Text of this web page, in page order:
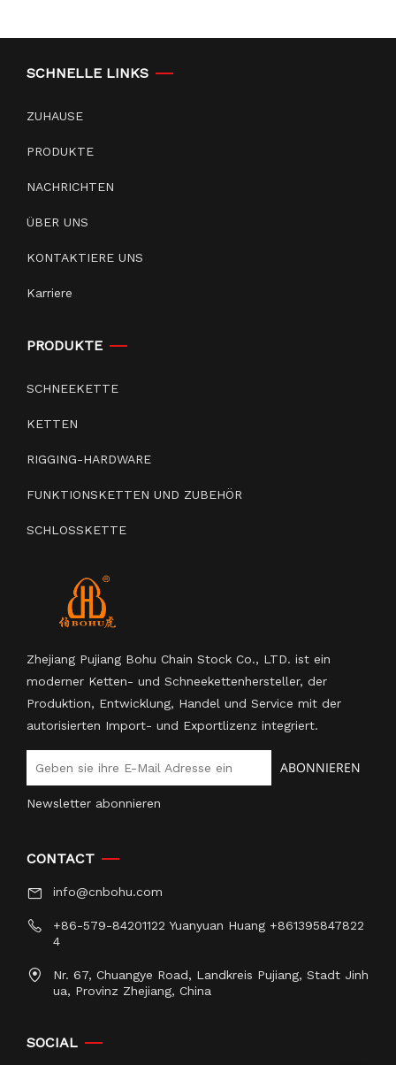
SCHNELLE LINKS
ZUHAUSE
PRODUKTE
NACHRICHTEN
ÜBER UNS
KONTAKTIERE UNS
Karriere
PRODUKTE
SCHNEEKETTE
KETTEN
RIGGING-HARDWARE
FUNKTIONSKETTEN UND ZUBEHÖR
SCHLOSSKETTE
Zhejiang Pujiang Bohu Chain Stock Co., LTD. ist ein
moderner Ketten- und Schneekettenhersteller, der
Produktion, Entwicklung, Handel und Service mit der
autorisierten Import- und Exportlizenz integriert.
ABONNIEREN
Newsletter abonnieren
CONTACT
info@cnbohu.com
+86-579-84201122 Yuanyuan Huang +861395847822
4
Nr. 67, Chuangye Road, Landkreis Pujiang, Stadt Jinh
ua, Provinz Zhejiang, China
SOCIAL